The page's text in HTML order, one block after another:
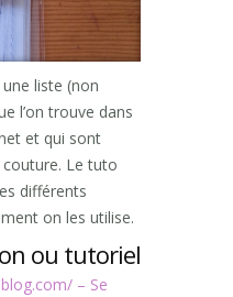
liste (non
l’on trouve dans
et qui sont
Le tuto
différents
on les utilise.
ou tutoriel
– Se